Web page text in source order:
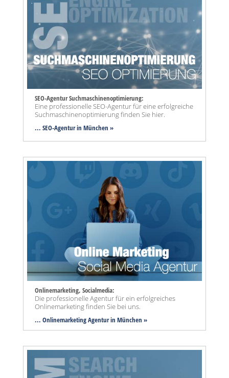
SEO-Agentur Suchmaschinenoptimierung:
Eine professionelle SEO-Agentur für eine erfolgreiche
Suchmaschinenoptimierung finden Sie hier.
... SEO-Agenturin München »
Onlinemarketing, Socialmedia:
Die professionelle Agentur für ein erfolgreiches
Onlinemarketing finden Sie bei uns.
... Onlinemarketing Agentur in München »